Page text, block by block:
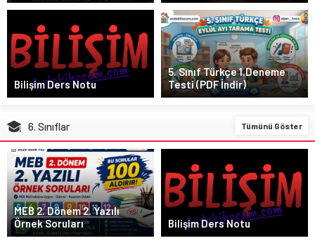
5.Sınıf Tüm Dersler 1. Ünite Özetleri
Bilişim Ders Notu
5. Sınıf Türkçe 1.Deneme
Testi (PDF İndir)
6. Sınıflar Tümünü Göster
MEB 2. Dönem 2. Yazılı
Örnek Soruları
Bilişim Ders Notu